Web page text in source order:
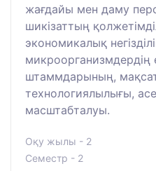
жағдайы мен даму
шикізаттың
экономикалық
микроорганизмдердің
штаммдарының,
технологиялылығы,
масштабталуы.
Оқу жылы - 2
Семестр - 2